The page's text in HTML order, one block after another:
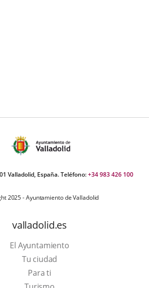
Valladolid, España. Teléfono:+34 983 426 100
2025 - Ayuntamiento de Valladolid
valladolid.es
El Ayuntamiento
Tu ciudad
Para ti